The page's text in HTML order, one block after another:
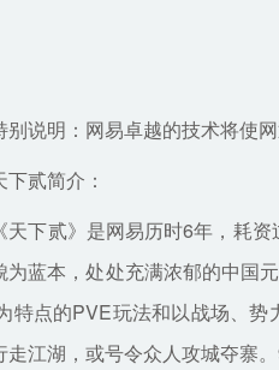
明：网易卓越的技术将使网
贰简介：
贰》是网易历时6年，耗资
为蓝本，处处充满浓郁的中国
特点的PVE玩法和以战场、
走江湖，或号令众人攻城夺寨